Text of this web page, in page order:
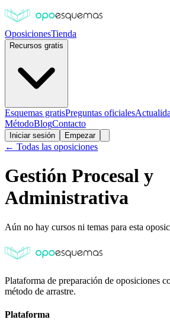
OposicionesTienda
Recursos gratis
Esquemas gratisPreguntas oficiales
MétodoBlogContacto
Iniciar sesión Empezar
← Todas las oposiciones
Gestión Procesal y
Administrativa
Aún no hay cursos ni temas para esta
Plataforma de preparación de oposiciones
método de arrastre.
Plataforma